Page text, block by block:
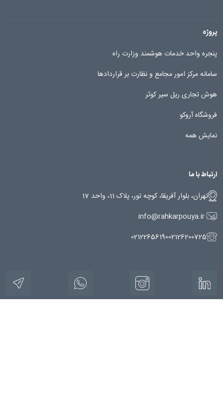
پروژه
پنجره واحد خدمات هوشمند وزارت راه
سامانه مرکز امور مجامع و نظارت بر قراردادها
هوش تجاری ریل سیر کوثر
فروشگاه آروکو
نمایش همه
ارتباط با ما
تهران، بلوار آفریقا، کوچه تور، پلاک 11، واحد 17
info@rahkarpouya.ir
02126200725
02122656190